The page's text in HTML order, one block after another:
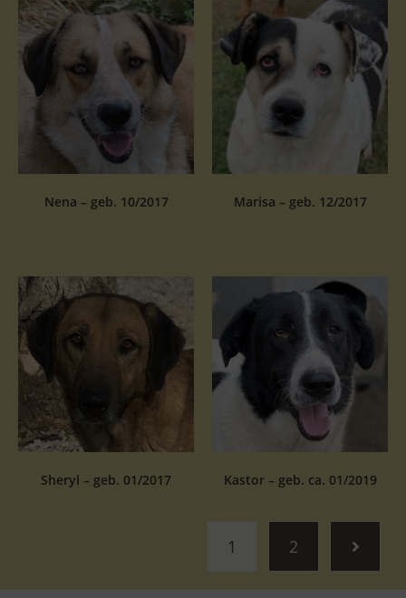
Nena – geb. 10/2017 Marisa – geb. 12/2017
Sheryl – geb. 01/2017 Kastor – geb. ca. 01/2019
1 2